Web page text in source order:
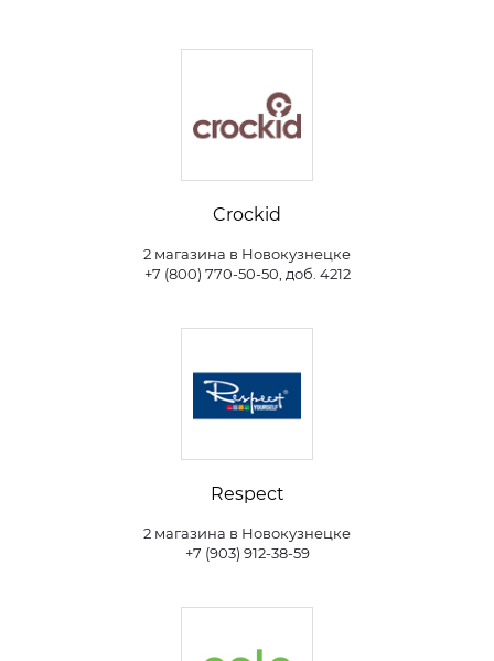
Crockid
2 магазина в Новокузнецке
+7 (800) 770-50-50, доб. 4212
Respect
2 магазина в Новокузнецке
+7 (903) 912-38-59